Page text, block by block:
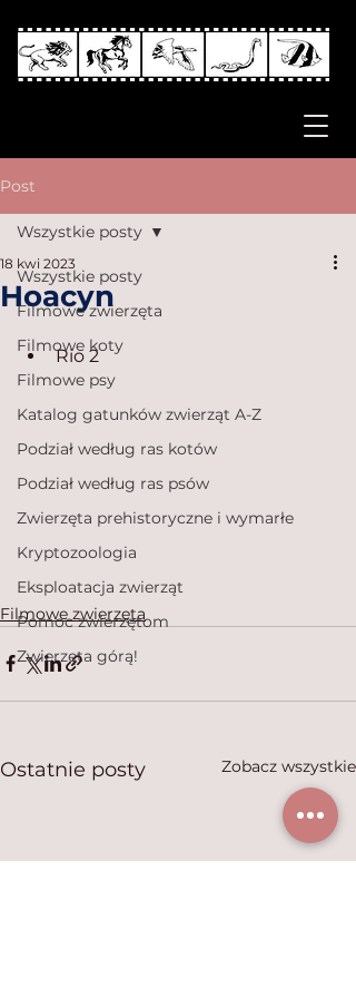
Post
Wszystkie posty
Filmowe zwierzęta
Filmowe koty
Filmowe psy
Katalog gatunków zwierząt A-Z
Podział według ras kotów
Podział według ras psów
Zwierzęta prehistoryczne i wymarłe
Kryptozoologia
Eksploatacja zwierząt
Pomoc zwierzętom
Zwierzęta górą!
Wszystkie posty
Hoacyn
18 kwi 2023
Rio 2
Filmowe zwierzęta
Ostatnie posty Zobacz wszystkie